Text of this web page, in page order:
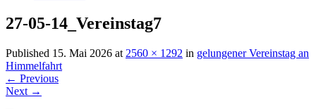
27-05-14_Vereinstag7
Published 15. Mai 2026 at 2560 × 1292 in gelungener Vereinstag an
Himmelfahrt
← Previous
Next →